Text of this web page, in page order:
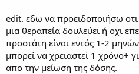
edit. εδω να προειδοποιήσω
μια θεραπεία δουλεύει ή οχι
προστάτη είναι εντός 1-2
μπορεί να χρειαστεί 1 χρόνο+
απο την μείωση της δόσης.